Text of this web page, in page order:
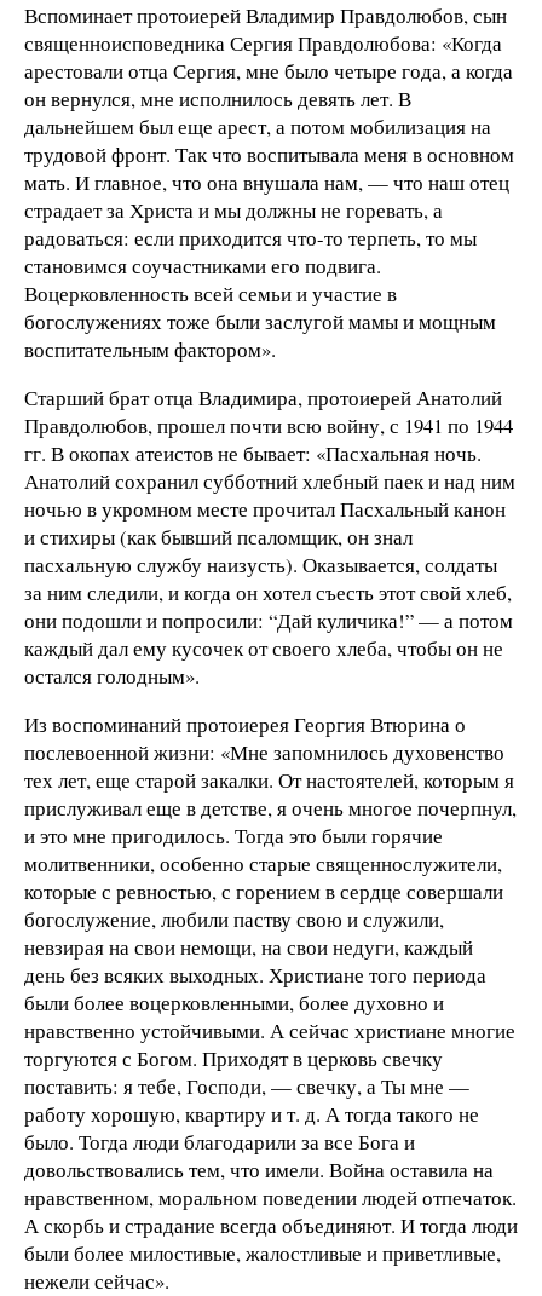
Вспоминает протоиерей Владимир Правдолюбов, сын
священноисповедника Сергия Правдолюбова: «Когда
арестовали отца Сергия, мне было четыре года, а когда
он вернулся, мне исполнилось девять лет. В
дальнейшем был еще арест, а потом мобилизация на
трудовой фронт. Так что воспитывала меня в основном
мать. И главное, что она внушала нам, — что наш отец
страдает за Христа и мы должны не горевать, а
радоваться: если приходится что-то терпеть, то мы
становимся соучастниками его подвига.
Воцерковленность всей семьи и участие в
богослужениях тоже были заслугой мамы и мощным
воспитательным фактором».
Старший брат отца Владимира, протоиерей Анатолий
Правдолюбов, прошел почти всю войну, с 1941 по 1944
гг. В окопах атеистов не бывает: «Пасхальная ночь.
Анатолий сохранил субботний хлебный паек и над ним
ночью в укромном месте прочитал Пасхальный канон
и стихиры (как бывший псаломщик, он знал
пасхальную службу наизусть). Оказывается, солдаты
за ним следили, и когда он хотел съесть этот свой хлеб,
они подошли и попросили: “Дай куличика!” — а потом
каждый дал ему кусочек от своего хлеба, чтобы он не
остался голодным».
Из воспоминаний протоиерея Георгия Втюрина о
послевоенной жизни: «Мне запомнилось духовенство
тех лет, еще старой закалки. От настоятелей, которым я
прислуживал еще в детстве, я очень многое почерпнул,
и это мне пригодилось. Тогда это были горячие
молитвенники, особенно старые священнослужители,
которые с ревностью, с горением в сердце совершали
богослужение, любили паству свою и служили,
невзирая на свои немощи, на свои недуги, каждый
день без всяких выходных. Христиане того периода
были более воцерковленными, более духовно и
нравственно устойчивыми. А сейчас христиане многие
торгуются с Богом. Приходят в церковь свечку
поставить: я тебе, Господи, — свечку, а Ты мне —
работу хорошую, квартиру и т. д. А тогда такого не
было. Тогда люди благодарили за все Бога и
довольствовались тем, что имели. Война оставила на
нравственном, моральном поведении людей отпечаток.
А скорбь и страдание всегда объединяют. И тогда люди
были более милостивые, жалостливые и приветливые,
нежели сейчас».